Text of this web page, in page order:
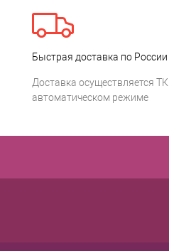
Быстрая доставка по России
Доставка осуществляется
автоматическом режиме